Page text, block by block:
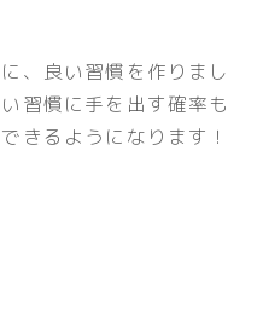
、良い習慣を作りまし
習慣に手を出す確率も
きるようになります！